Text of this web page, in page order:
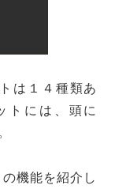
は１４種類あ
トには、頭に
機能を紹介し